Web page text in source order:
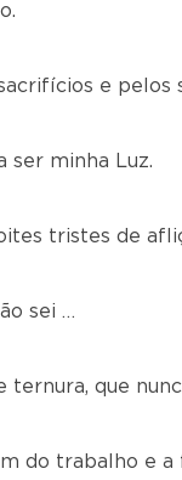
e
ser minha Luz.
tristes de
sei …
que
do trabalho e a